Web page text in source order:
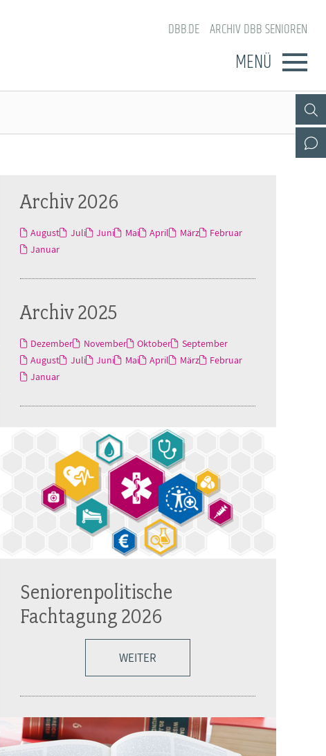
DBB.DE ARCHIV DBB SENIOREN
MENÜ
Archiv 2026
August Juli Juni Mai April März
Februar
Januar
Archiv 2025
Dezember November Oktober
September
August
Juli Juni Mai April März
Februar
Januar
Seniorenpolitische
Fachtagung 2026
WEITER